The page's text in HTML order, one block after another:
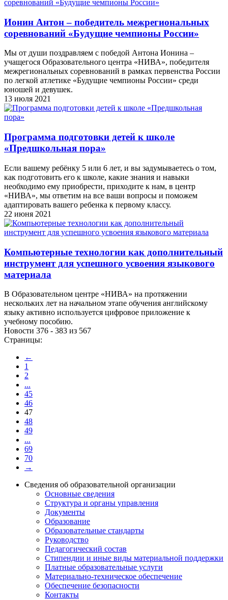
Ионин Антон – победитель межрегиональных
соревнований «Будущие чемпионы России»
Мы от души поздравляем с победой Антона Ионина –
учащегося Образовательного центра «НИВА», победителя
межрегиональных соревнований в рамках первенства России
по легкой атлетике «Будущие чемпионы России» среди
юношей и девушек.
13 июля 2021
Программа подготовки детей к школе
«Предшкольная пора»
Если вашему ребёнку 5 или 6 лет, и вы задумываетесь о том,
как подготовить его к школе, какие знания и навыки
необходимо ему приобрести, приходите к нам, в центр
«НИВА», мы ответим на все ваши вопросы и поможем
адаптировать вашего ребенка к первому классу.
22 июня 2021
Компьютерные технологии как дополнительный
инструмент для успешного усвоения языкового
материала
В Образовательном центре «НИВА» на протяжении
нескольких лет на начальном этапе обучения английскому
языку активно используется цифровое приложение к
учебному пособию.
Новости 376 - 383 из 567
Страницы:
←
1
2
...
45
46
47
48
49
...
69
70
→
Сведения об образовательной организации
Основные сведения
Структура и органы управления
Документы
Образование
Образовательные стандарты
Руководство
Педагогический состав
Стипендии и иные виды материальной поддержки
Платные образовательные услуги
Материально-техническое обеспечение
Обеспечение безопасности
Контакты